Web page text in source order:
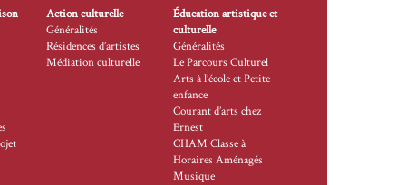
Action culturelle
Généralités
Résidences d’artistes
Médiation culturelle
Éducation artistique et
culturelle
Généralités
Le Parcours Culturel
Arts à l’école et Petite
enfance
Courant d’arts chez
Ernest
CHAM Classe à
Horaires Aménagés
Musique